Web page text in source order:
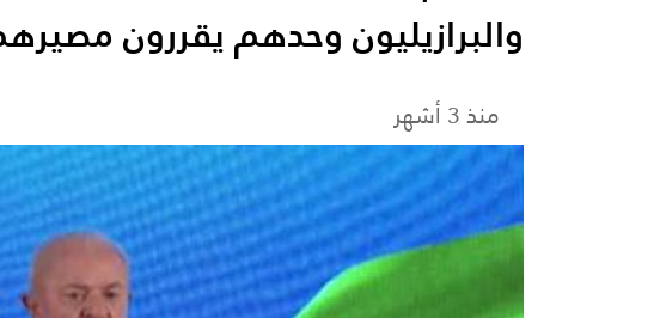
والبرازيليون وحدهم يقررون
منذ 3 أشهر